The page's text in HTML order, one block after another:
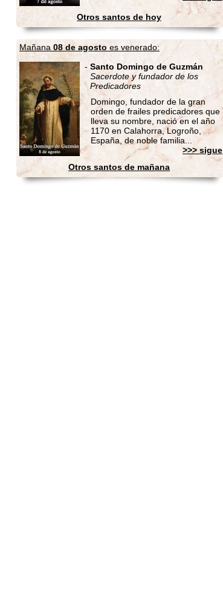
Otros santos de hoy
Mañana 08 de agosto es venerado:
- Santo Domingo de Guzmán
Sacerdote y fundador de los
Predicadores
Domingo, fundador de la gran
orden de frailes predicadores que
lleva su nombre, nació en el año
1170 en Calahorra, Logroño,
España, de noble familia...
>>> sigue
Otros santos de mañana